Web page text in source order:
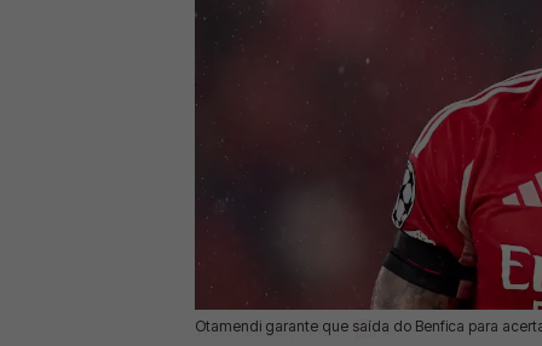
Otamendi garante que saída do Benfica para
11 Jun 2026 | 11:12 | 0